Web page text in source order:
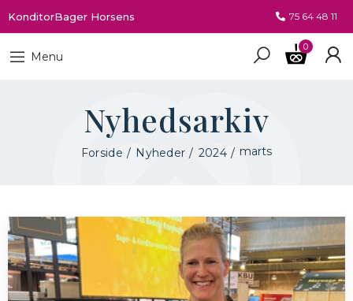
KonditorBager Horsens 75 64 48 11
Menu
0
Nyhedsarkiv
Forside Nyheder 2024 marts